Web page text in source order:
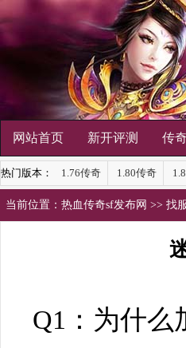
网站首页 新开评测 传
热门版本： 1.76传奇 1.80传奇
当前位置： 热血传奇sf发布网 >> 找
Q1：为什么